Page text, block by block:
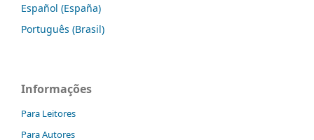
Español (España)
Português (Brasil)
Informações
Para Leitores
Para Autores